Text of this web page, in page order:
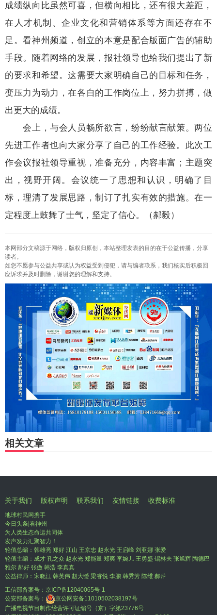
成绩纵向比虽然可喜，但横向相比，还有很大差距，
在人才机制、企业文化和营销体系等方面还存在不
足。看神州频道，创立的本意是配合版面广告的辅助
手段。随着网络的发展，报社领导也给我们提出了新
的要求和希望。这需要大家明确自己的目标和任务，
变压力为动力，在各自的工作岗位上，努力拼搏，做
出更大的成绩。
会上，与会人员畅所欲言，纷纷献言献策。两位
先进工作者也向大家分享了自己的工作经验。此次工
作会议报社领导重视，准备充分，内容丰富；主题突
出，视野开阔。会议统一了思想和认识，明确了目
标，理清了发展思路，制订了扎实有效的措施。在一
定程度上鼓舞了士气，坚定了信心。（郝毅）
本网部分文稿源于网络，版权归原创，本站整理发表的目的在于公益传播，分享
读者。
如您不愿参与公益共享或认为权益受到侵犯，请与编者联系，我们核实后积极回
应诉求并及时删除，谢谢您的理解和支持。
相关文章
关于我们 版权声明 联系我们 友情链接 收费标准
地球村民网携手
今日头条|看神州
为人类生态命运共同体
发声发力汇聚智力！
轮值总编：韩雄亮 郑好 江山 王京忠 赵永光 王启峰 刘亚娜 张爱
轮值主编：成才 孔之众 赵永光 郑能量 郑爽 李婉儿 王勇盛 锡林夫 张旭辉 陶德巴
雅尔 郝好 张傲 韩浩 李真真
公益律师：宋晓江 韩英伟 赵大瑩 梁睿悦 李鹏 韩秀芳 陈维 郝萍
工信部备案号： 京ICP备12040065号-1
公安部备案号：
京公网安备11010502038197号
广播电视节目制作经营许可证编号（京）字第23776号